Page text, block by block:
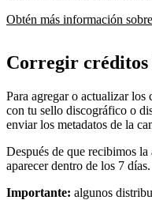
Obtén más información
Corregir créditos
Para agregar o actualizar los
con tu sello discográfico o
enviar los metadatos de la
Después de que recibimos
aparecer dentro de los 7 días.
Importante: algunos